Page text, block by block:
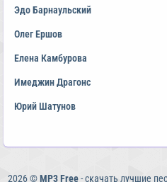
Эдо Барнаульский
Олег Ершов
Елена Камбурова
Имеджин Драгонс
Юрий Шатунов
2026 ©MP3 Free- скачать лучшие